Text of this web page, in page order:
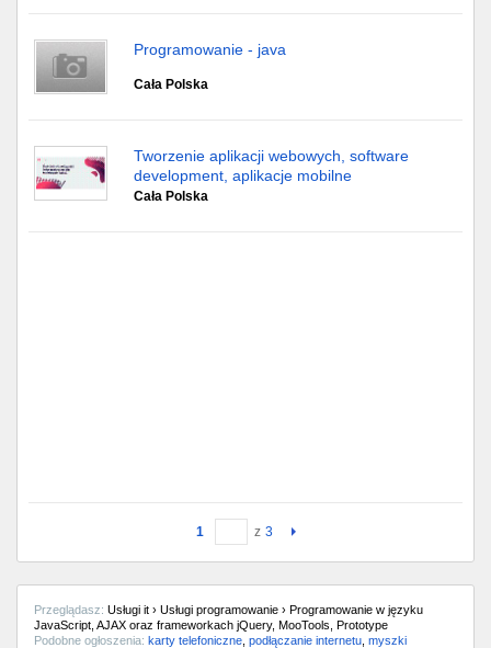
Programowanie - java
Cała Polska
Tworzenie aplikacji webowych, software
development, aplikacje mobilne
Cała Polska
1 z 3
Przeglądasz: Usługi it › Usługi programowanie › Programowanie w języku
JavaScript, AJAX oraz frameworkach jQuery, MooTools, Prototype
Podobne ogłoszenia: karty telefoniczne podłączanie internetu myszki